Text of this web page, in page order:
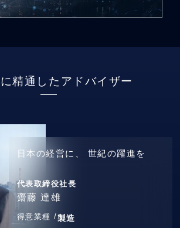
精通したアドバイザー
日本の経営に、 世紀の躍進を
代表取締役社長
齋藤 達雄
得意業種 /製造